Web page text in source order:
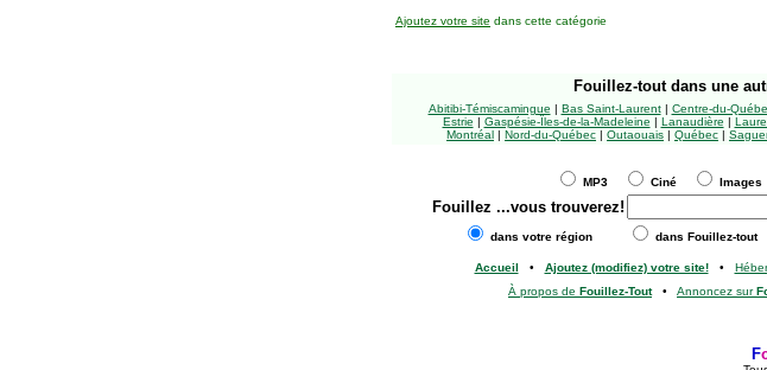
Ajoutez votre site dans cette catégorie
Fouillez-tout dans une
Abitibi-Témiscamingue | Bas Saint-Laurent| Centre-du-
Estrie | Gaspésie-Îles-de-la-Madeleine | Lanaudière |
Montréal | Nord-du-Québec | Outaouais | Québec |
MP3 Ciné
Fouillez ...vous trouverez!
dans votre région dans Fouillez-tout
Accueil • Ajoutez (modifiez) votre site!•
À propos de Fouillez-Tout• Annoncez sur
F